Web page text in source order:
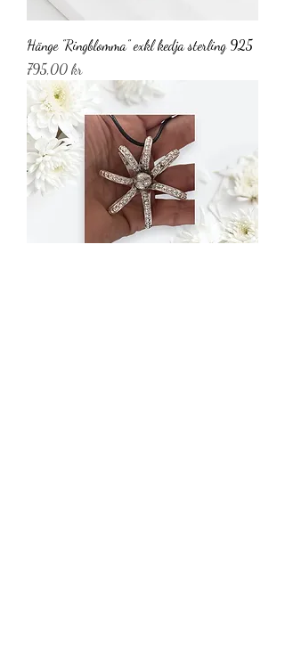
Hänge ”Ringblomma” exkl kedja sterling 925
Pris
795,00 kr